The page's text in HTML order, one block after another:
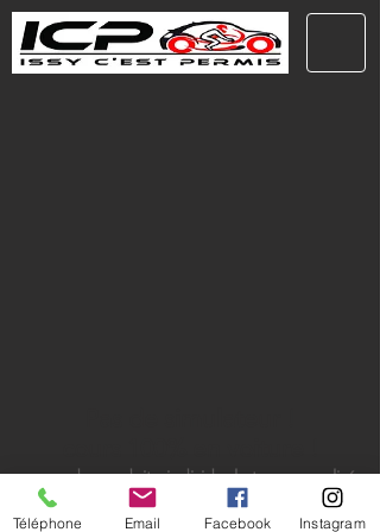
cours de conduite individuel et personnalisé
Téléphone Email Facebook Instagram